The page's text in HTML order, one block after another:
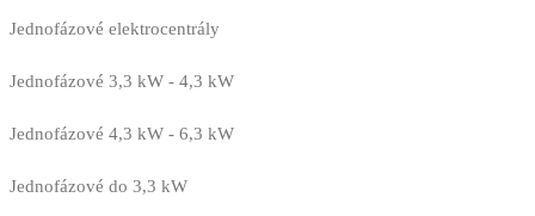
Jednofázové elektrocentrály
Jednofázové 3,3 kW - 4,3 kW
Jednofázové 4,3 kW - 6,3 kW
Jednofázové do 3,3 kW